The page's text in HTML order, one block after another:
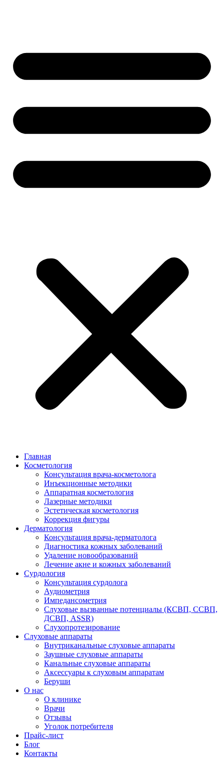
Главная
Косметология
Консультация врача-косметолога
Инъекционные методики
Аппаратная косметология
Лазерные методики
Эстетическая косметология
Коррекция фигуры
Дерматология
Консультация врача-дерматолога
Диагностика кожных заболеваний
Удаление новообразований
Лечение акне и кожных заболеваний
Сурдология
Консультация сурдолога
Аудиометрия
Импедансометрия
Слуховые вызванные потенциалы (КСВП, ССВП,
ДСВП, ASSR)
Слухопротезирование
Слуховые аппараты
Внутриканальные слуховые аппараты
Заушные слуховые аппараты
Канальные слуховые аппараты
Аксессуары к слуховым аппаратам
Беруши
О нас
О клинике
Врачи
Отзывы
Уголок потребителя
Прайс-лист
Блог
Контакты